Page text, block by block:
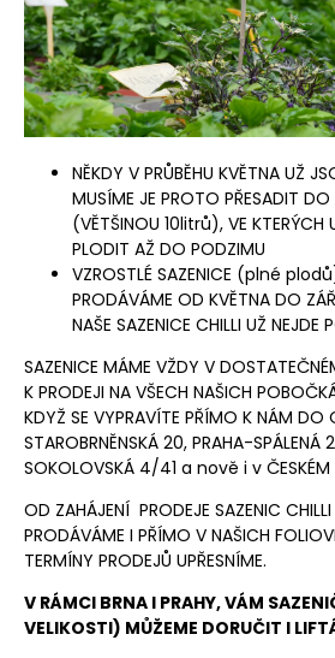
NĚKDY V PRŮBĚHU KVĚTNA UŽ
MUSÍME JE PROTO PŘESADIT DO
(VĚTŠINOU 10litrů), VE KTERÝCH
PLODIT AŽ DO PODZIMU
VZROSTLÉ SAZENICE (plné
PRODÁVÁME OD KVĚTNA DO
NAŠE SAZENICE CHILLI UŽ NEJDE
SAZENICE MÁME VŽDY V
K PRODEJI NA VŠECH NAŠICH
KDYŽ SE VYPRAVÍTE PŘÍMO K NÁM
STAROBRNĚNSKÁ 20, PRAHA-SPÁLENÁ
SOKOLOVSKÁ 4/41 a nově i v ČESKÉM
OD ZAHÁJENÍ PRODEJE SAZENIC
PRODÁVÁME I PŘÍMO V NAŠICH
TERMÍNY PRODEJŮ UPŘESNÍME.
V RÁMCI BRNA I PRAHY, VÁM
VELIKOSTI) MŮŽEME DORUČIT I